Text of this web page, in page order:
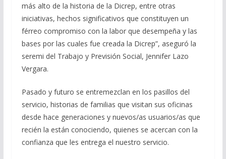
más alto de la historia de la Dicrep, entre otras
iniciativas, hechos significativos que constituyen un
férreo compromiso con la labor que desempeña y las
bases por las cuales fue creada la Dicrep”, aseguró la
seremi del Trabajo y Previsión Social, Jennifer Lazo
Vergara.
Pasado y futuro se entremezclan en los pasillos del
servicio, historias de familias que visitan sus oficinas
desde hace generaciones y nuevos/as usuarios/as que
recién la están conociendo, quienes se acercan con la
confianza que les entrega el nuestro servicio.